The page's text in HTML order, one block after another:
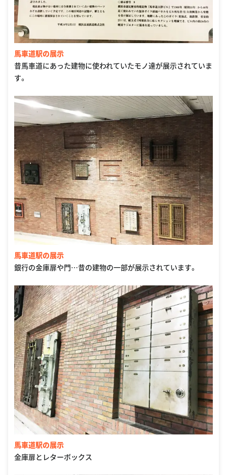
馬車道駅の展示
昔馬車道にあった建物に使われていたモノ達が展示されていま
す。
馬車道駅の展示
銀行の金庫扉や門…昔の建物の一部が展示されています。
馬車道駅の展示
金庫扉とレターボックス